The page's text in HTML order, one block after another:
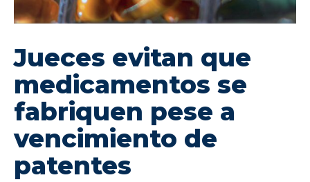
Jueces evitan que
medicamentos se
fabriquen pese a
vencimiento de
patentes